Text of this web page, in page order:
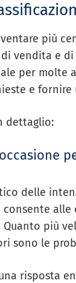
più
vendita e
per molte
e fornire
dettaglio:
delle
più
sono le
risposta